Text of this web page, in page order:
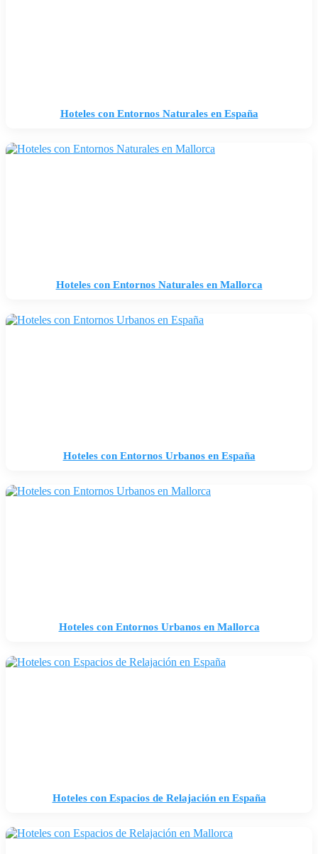
Hoteles con Entornos Naturales en España
Hoteles con Entornos Naturales en Mallorca
Hoteles con Entornos Urbanos en España
Hoteles con Entornos Urbanos en Mallorca
Hoteles con Espacios de Relajación en España